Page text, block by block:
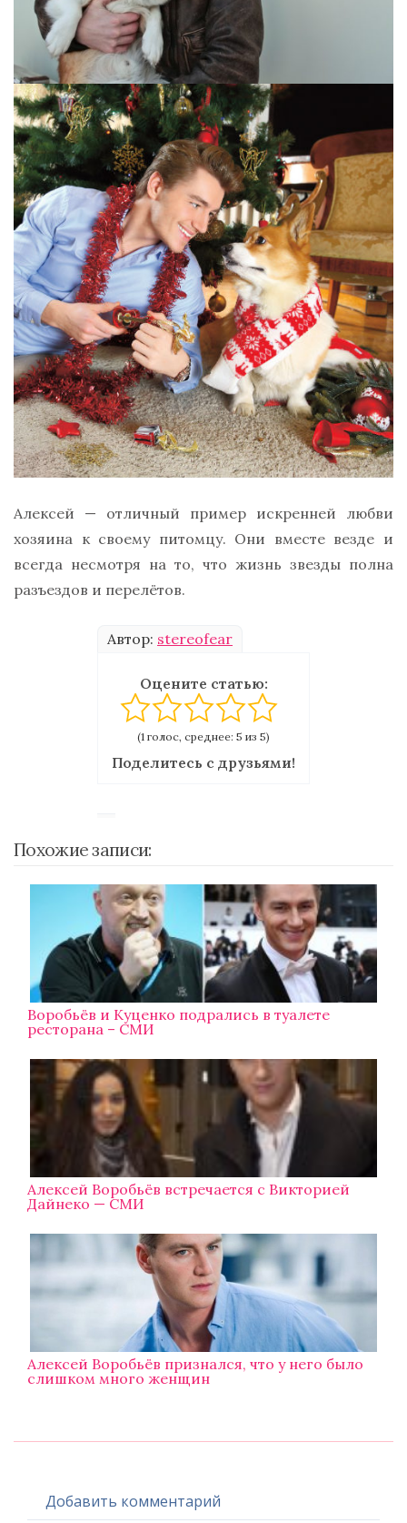
Алексей — отличный пример искренней любви
хозяина к своему питомцу. Они вместе везде и
всегда несмотря на то, что жизнь звезды полна
разъездов и перелётов.
Автор: stereofear
Оцените статью:
(1 голос, среднее: 5 из 5)
Поделитесь с друзьями!
Похожие записи:
Воробьёв и Куценко подрались в туалете
ресторана – СМИ
Алексей Воробьёв встречается с Викторией
Дайнеко — СМИ
Алексей Воробьёв признался, что у него было
слишком много женщин
Добавить комментарий